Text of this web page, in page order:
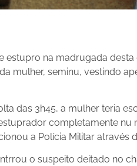
na madrugada desta
mulher, seminu, vestindo
das 3h45, a mulher teria
completamente nu
a Polícia Militar através
o suspeito deitado no